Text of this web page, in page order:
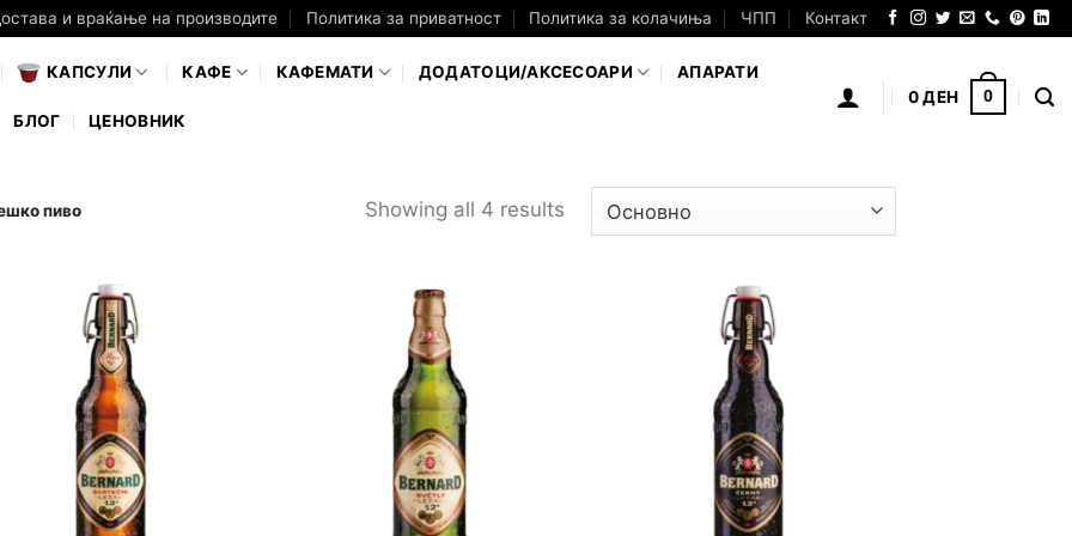
и враќање на производите Политика за приватност Политика за колачиња ЧПП Контакт
КАПСУЛИ КАФЕ КАФЕМАТИ ДОДАТОЦИ/АКСЕСОАРИ АПАРАТИ
БЛОГ ЦЕНОВНИК
0ДЕН 0
пиво Showing all 4 results